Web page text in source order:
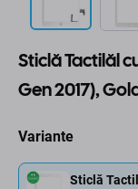
Sticlă Tactilăl
Gen 2017),
Variante
Sticlă